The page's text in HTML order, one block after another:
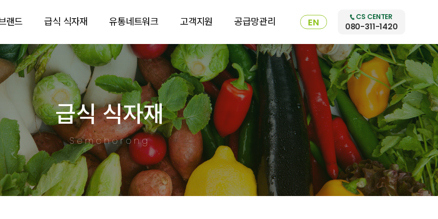
랜드 급식 식자재 유통네트워크 고객지원 공급망관리 EN CS CENTER
080-311-1420
급식 식자재
Semchorong